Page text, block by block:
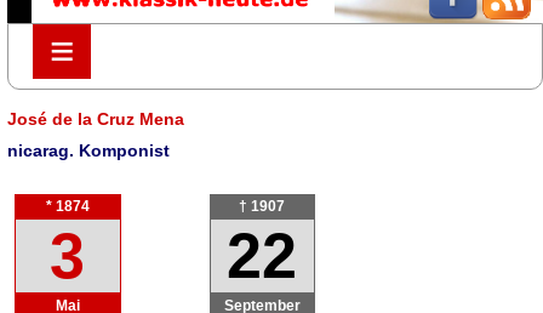
≡
≡
José de la Cruz Mena
nicarag. Komponist
* 1874
3
Mai
† 1907
22
September